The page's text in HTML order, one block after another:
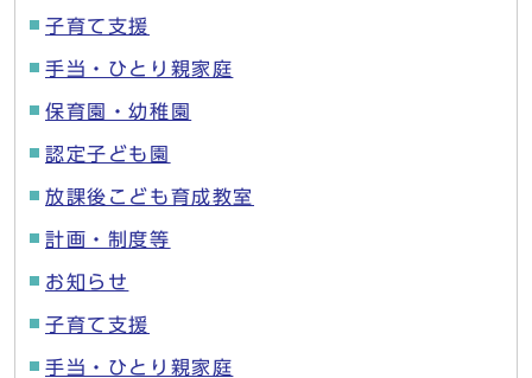
子育て支援
手当・ひとり親家庭
保育園・幼稚園
認定子ども園
放課後こども育成教室
計画・制度等
お知らせ
子育て支援
手当・ひとり親家庭